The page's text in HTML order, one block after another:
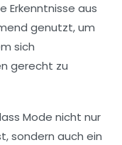
Erkenntnisse aus
genutzt, um
sich
gerecht zu
Mode nicht nur
sondern auch ein